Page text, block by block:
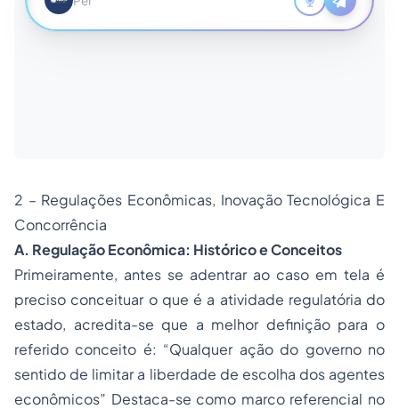
2 – Regulações Econômicas, Inovação Tecnológica E
Concorrência
A. Regulação Econômica: Histórico e Conceitos
Primeiramente, antes se adentrar ao caso em tela é
preciso conceituar o que é a atividade regulatória do
estado, acredita-se que a melhor definição para o
referido conceito é: “Qualquer ação do governo no
sentido de limitar a liberdade de escolha dos agentes
econômicos” Destaca-se como marco referencial no